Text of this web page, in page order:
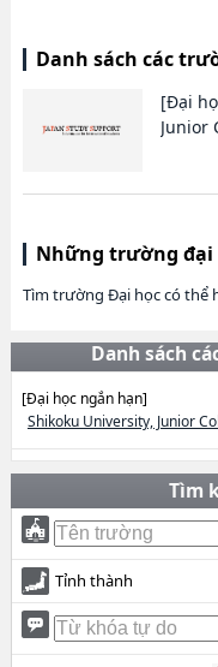
Danh sách các
[Đại
Junior
Những trường đại
Tìm trường Đại học có thể
Danh sách
[Đại học ngắn hạn]
Shikoku University, Junior
Tìm
Tỉnh thành